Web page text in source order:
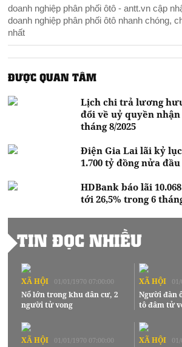
doanh nghiệp phân phối ôtô - antt.vn cập
doanh nghiệp phân phối ôtô nhanh chóng,
nhất
ĐƯỢC QUAN TÂM
Lịch chi trả lương
đổi về uỷ quyền
tháng 8/2025
Điện Gia Lai lãi kỷ
1.700 tỷ đồng nửa
HDBank báo lãi
tới 26,5% trong 6
TIN ĐỌC NHIỀU
XÃ HỘI 01/01/1970 07:00:00
Nổ lớn trong khu dân cư, 2
người tử vong
XÃ HỘI
Người đàn
tô đâm tử
XÃ HỘI 01/01/1970 07:00:00 XÃ HỘI